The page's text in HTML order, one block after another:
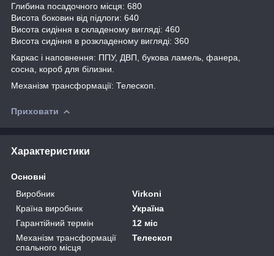
Глибина посадочного місця: 680
Висота боковин від підлоги: 640
Висота сидіння в складеному вигляді: 460
Висота сидіння в розкладеному вигляді: 360
Каркас і наповнення: ППУ, ДВП, букова ламель, фанера,
сосна, короб для білизни.
Механізм трансформації: Телескоп.
Приховати
Характеристики
Основні
Виробник
Virkoni
Країна виробник
Україна
Гарантійний термін
12 міс
Механізм трансформації
спального місця
Телескоп